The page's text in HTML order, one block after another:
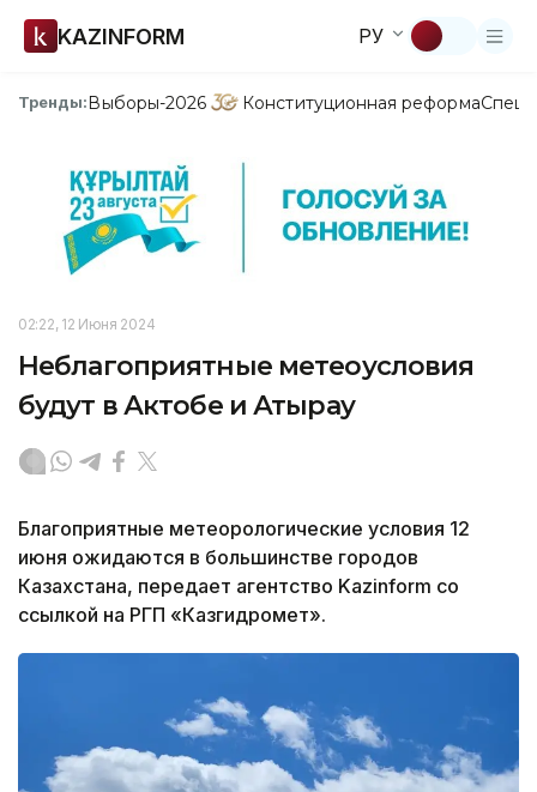
KAZINFORM РУ
Тренды:Выборы-2026 Конституционная реформа
02:22, 12 Июня 2024
Неблагоприятные метеоусловия
будут в Актобе и Атырау
Благоприятные метеорологические условия 12
июня ожидаются в большинстве городов
Казахстана, передает агентство Kazinform со
ссылкой на РГП «Казгидромет».